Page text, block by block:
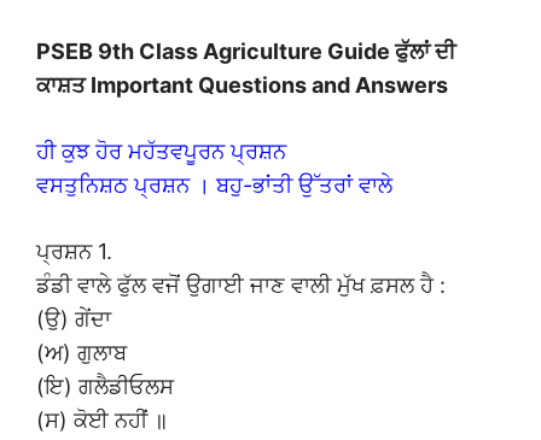
PSEB 9th Class Agriculture Guide ਫੁੱਲਾਂ ਦੀ
ਕਾਸ਼ਤ Important Questions and Answers
ਹੀ ਕੁਝ ਹੋਰ ਮਹੱਤਵਪੂਰਨ ਪ੍ਰਸ਼ਨ
ਵਸਤੁਨਿਸ਼ਠ ਪ੍ਰਸ਼ਨ । ਬਹੁ-ਭਾਂਤੀ ਉੱਤਰਾਂ ਵਾਲੇ
ਪ੍ਰਸ਼ਨ 1.
ਡੰਡੀ ਵਾਲੇ ਫੁੱਲ ਵਜੋਂ ਉਗਾਈ ਜਾਣ ਵਾਲੀ ਮੁੱਖ ਫ਼ਸਲ ਹੈ :
(ਉ) ਗੇਂਦਾ
(ਅ) ਗੁਲਾਬ
(ਇ) ਗਲੈਡੀਓਲਸ
(ਸ) ਕੋਈ ਨਹੀਂ ॥